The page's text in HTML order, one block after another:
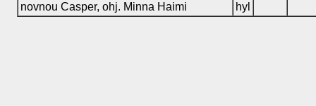
novnou Casper, ohj. Minna Haimi
hyl